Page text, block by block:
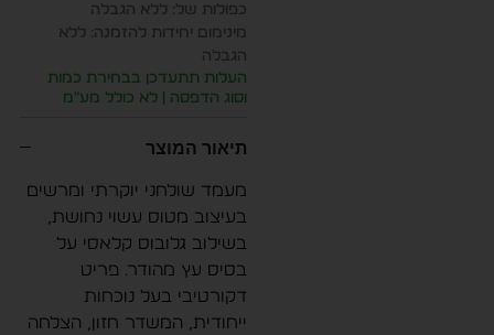
כפולות של: ללא הגבלה
מינימום יחידות להזמנה: ללא
הגבלה
העלות תתעדכן בבחירת כמות
וסוג הדפסה | לא כולל מע״מ
תיאור המוצר
מעמד שולחני יוקרתי ומרשים
בעיצוב מטוס עשוי נחושת,
בשילוב גלובוס קלאסי על
בסיס עץ מהודר. פריט
דקורטיבי בעל נוכחות
ייחודית, המשדר חזון, הצלחה